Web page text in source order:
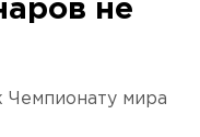
не
Чемпионату мира